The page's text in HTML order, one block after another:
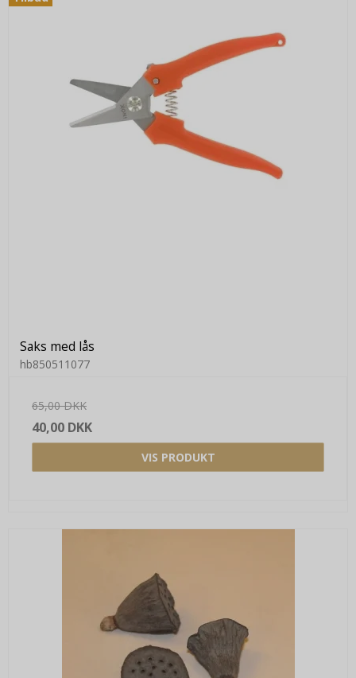
Saks med lås
hb850511077
65,00 DKK
40,00 DKK
VIS PRODUKT